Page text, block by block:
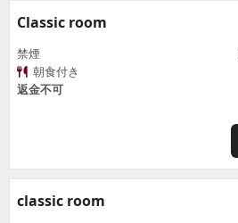
Classic room
禁煙
朝食付き
返金不可
classic room